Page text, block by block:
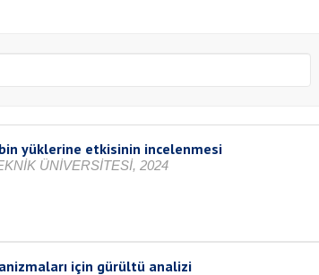
yüklerine etkisinin incelenmesi
ÜNİVERSİTESİ, 2024
için gürültü analizi